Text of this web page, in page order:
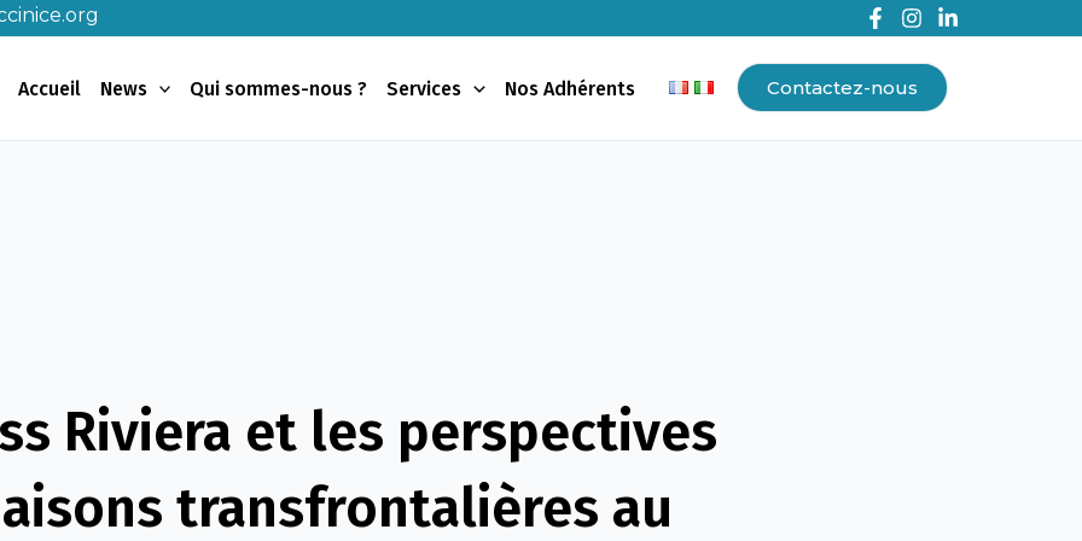
Accueil News Qui sommes-nous ? Services Nos Adhérents Contactez-nous
Riviera et les perspectives
transfrontalières au